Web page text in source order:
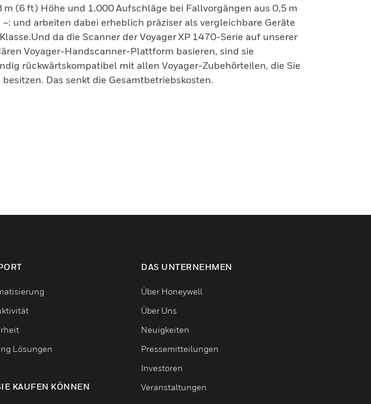
m (6 ft) Höhe und 1.000 Aufschläge bei Fallvorgängen aus 0,5 m
und arbeiten dabei erheblich präziser als vergleichbare Geräte
da die Scanner der Voyager XP 1470-Serie auf unserer
Voyager-Handscanner-Plattform basieren, sind sie
rückwärtskompatibel mit allen Voyager-Zubehörteilen, die Sie
besitzen. Das senkt die Gesamtbetriebskosten.
Lösungen
KAUFEN KÖNNEN
DAS UNTERNEHMEN
Über Honeywell
Über Uns
Neuigkeiten
Pressemitteilungen
Investoren
Veranstaltungen